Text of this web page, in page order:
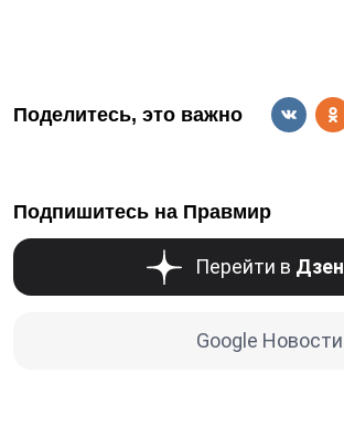
Поделитесь, это важно
Подпишитесь на Правмир
Перейти в Дзен
Google Новости